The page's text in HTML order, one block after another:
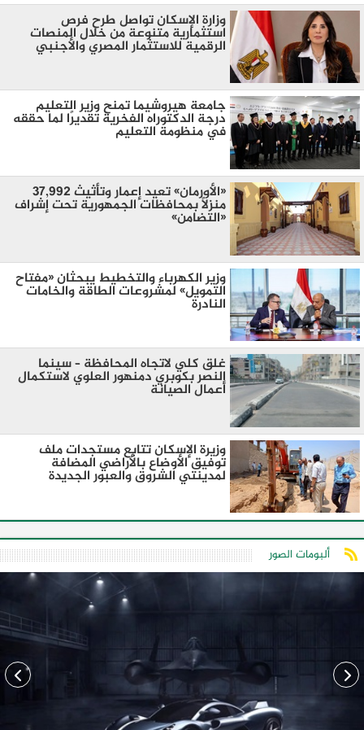
وزارة الإسكان تواصل طرح فرص
استثمارية متنوعة من خلال المنصات
الرقمية للاستثمار المصري والأجنبي
جامعة هيروشيما تمنح وزير التعليم
درجة الدكتوراه الفخرية تقديرًا لما حققه
في منظومة التعليم
«الأورمان» تعيد إعمار وتأثيث 37,992
منزلًا بمحافظات الجمهورية تحت إشراف
«التضامن»
وزير الكهرباء والتخطيط يبحثان «مفتاح
التمويل» لمشروعات الطاقة والخامات
النادرة
غلق كلي لاتجاه المحافظة – سينما
النصر بكوبري دمنهور العلوي لاستكمال
أعمال الصيانة
وزيرة الإسكان تتابع مستجدات ملف
توفيق الأوضاع بالأراضي المضافة
لمدينتي الشروق والعبور الجديدة
ألبومات الصور